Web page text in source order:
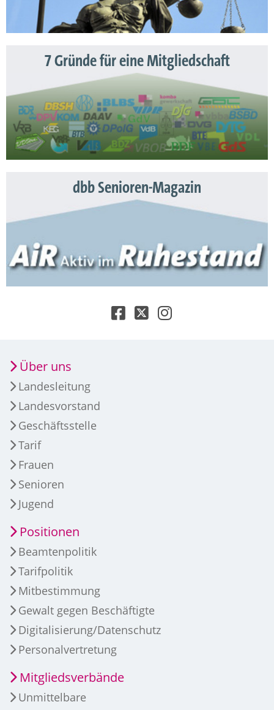
7 Gründe für eine Mitgliedschaft
dbb Senioren-Magazin
Über uns
Landesleitung
Landesvorstand
Geschäftsstelle
Tarif
Frauen
Senioren
Jugend
Positionen
Beamtenpolitik
Tarifpolitik
Mitbestimmung
Gewalt gegen Beschäftigte
Digitalisierung/Datenschutz
Personalvertretung
Mitgliedsverbände
Unmittelbare